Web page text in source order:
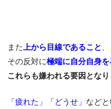
また上から目線であること 、
その反対に極端に自分自身
これらも嫌われる要因となり
「疲れた」「どうせ」 などと